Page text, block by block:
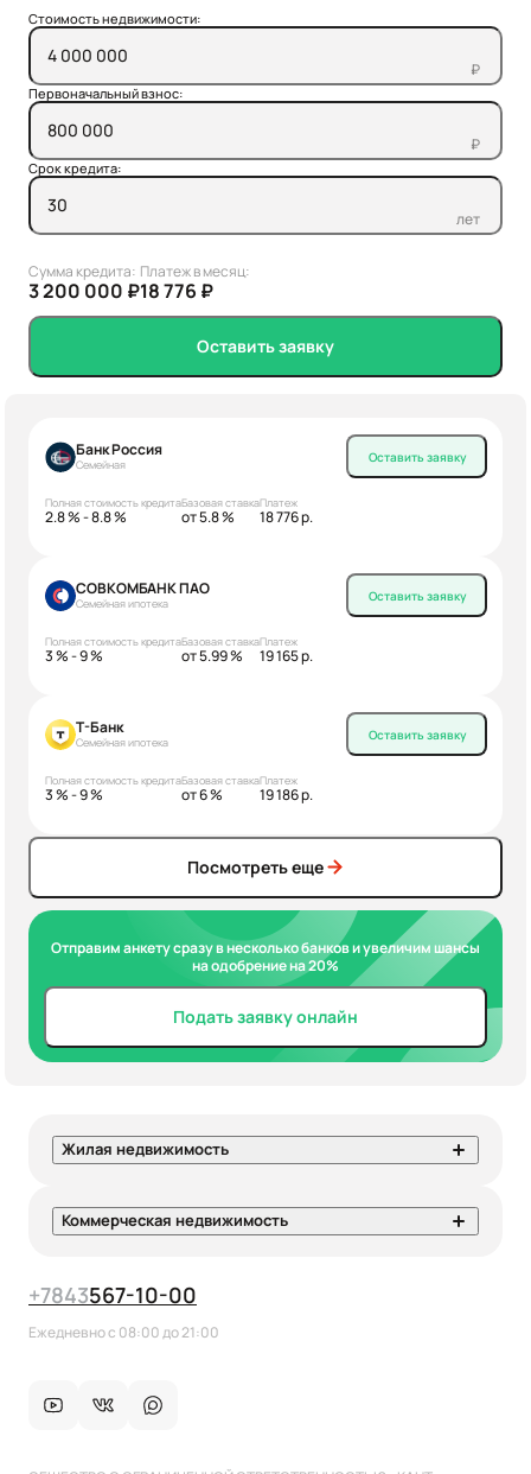
Стоимость недвижимости:
₽
Первоначальный взнос:
₽
Срок кредита:
лет
Сумма кредита:
3 200 000 ₽
Платеж в месяц:
18 776 ₽
Оставить заявку
Банк Россия
Семейная
Полная стоимость кредита
2.8 % - 8.8 %
Базовая ставка
от 5.8 %
Платеж
18 776 р.
Оставить заявку
СОВКОМБАНК ПАО
Семейная ипотека
Полная стоимость кредита
3 % - 9 %
Базовая ставка
от 5.99 %
Платеж
19 165 р.
Оставить заявку
Т-Банк
Семейная ипотека
Полная стоимость кредита
3 % - 9 %
Базовая ставка
от 6 %
Платеж
19 186 р.
Оставить заявку
Посмотреть еще
Отправим анкету сразу в несколько банков и увеличим шансы
на одобрение на 20%
Подать заявку онлайн
Жилая недвижимость
Коммерческая недвижимость
+7843567-10-00
Ежедневно с 08:00 до 21:00